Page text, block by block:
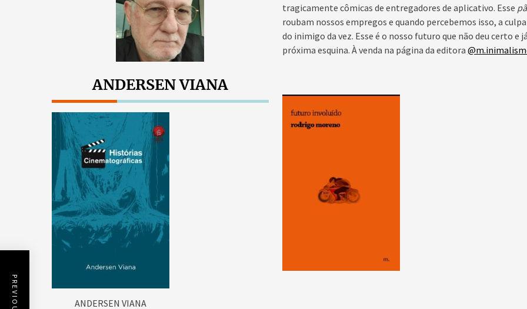
tragicamente cômicas de entregadores de aplicativo. Esse
roubam nossos empregos e quando percebemos isso, a
do inimigo da vez. Esse é o nosso futuro que não deu certo e
próxima esquina. À venda na página da editora
ANDERSEN VIANA
ANDERSEN VIANA